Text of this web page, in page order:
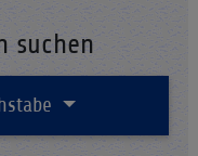
suchen